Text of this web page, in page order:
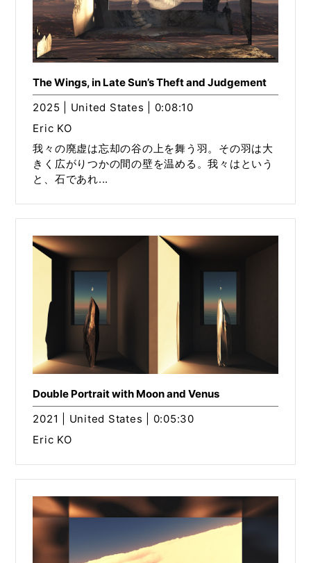
The Wings, in Late Sun’s Theft and Judgement
2025 | United States | 0:08:10
Eric KO
我々の廃虚は忘却の谷の上を舞う羽。その羽は大
きく広がりつかの間の壁を温める。我々はという
と、石であれ...
Double Portrait with Moon and Venus
2021 | United States | 0:05:30
Eric KO